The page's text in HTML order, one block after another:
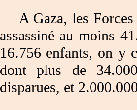
A Gaza, les
assassiné au moins
16.756 enfants, on y
dont plus de
disparues, et